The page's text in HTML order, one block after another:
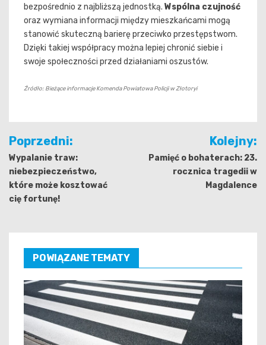
bezpośrednio z najbliższą jednostką. Wspólna czujność
oraz wymiana informacji między mieszkańcami mogą
stanowić skuteczną barierę przeciwko przestępstwom.
Dzięki takiej współpracy można lepiej chronić siebie i
swoje społeczności przed działaniami oszustów.
Źródło: Bieżące informacje Komenda Powiatowa Policji w Złotoryi
Nawigacja
wpisu
Poprzedni:
Wypalanie traw:
niebezpieczeństwo,
które może kosztować
cię fortunę!
Kolejny:
Pamięć o bohaterach: 23.
rocznica tragedii w
Magdalence
POWIĄZANE TEMATY